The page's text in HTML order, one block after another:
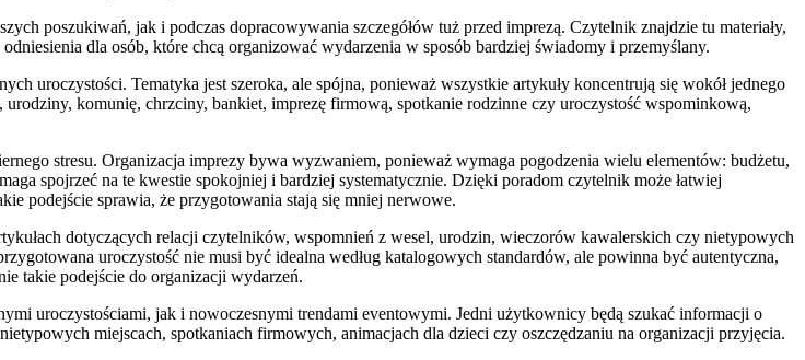
poszukiwań, jak i podczas dopracowywania szczegółów tuż przed imprezą. Czytelnik znajdzie tu materiały,
dla osób, które chcą organizować wydarzenia w sposób bardziej świadomy i przemyślany.
uroczystości. Tematyka jest szeroka, ale spójna, ponieważ wszystkie artykuły koncentrują się wokół jednego
komunię, chrzciny, bankiet, imprezę firmową, spotkanie rodzinne czy uroczystość wspominkową,
stresu. Organizacja imprezy bywa wyzwaniem, ponieważ wymaga pogodzenia wielu elementów: budżetu,
spojrzeć na te kwestie spokojniej i bardziej systematycznie. Dzięki poradom czytelnik może łatwiej
podejście sprawia, że przygotowania stają się mniej nerwowe.
dotyczących relacji czytelników, wspomnień z wesel, urodzin, wieczorów kawalerskich czy nietypowych
uroczystość nie musi być idealna według katalogowych standardów, ale powinna być autentyczna,
takie podejście do organizacji wydarzeń.
uroczystościami, jak i nowoczesnymi trendami eventowymi. Jedni użytkownicy będą szukać informacji o
miejscach, spotkaniach firmowych, animacjach dla dzieci czy oszczędzaniu na organizacji przyjęcia.